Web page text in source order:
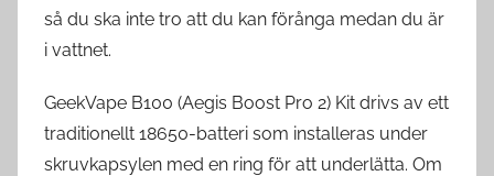
så du ska inte tro att du kan förånga medan du är
i vattnet.
GeekVape B100 (Aegis Boost Pro 2) Kit drivs av ett
traditionellt 18650-batteri som installeras under
skruvkapsylen med en ring för att underlätta. Om